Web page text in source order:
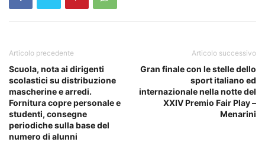
Articolo precedente
Scuola, nota ai dirigenti
scolastici su distribuzione
mascherine e arredi.
Fornitura copre personale e
studenti, consegne
periodiche sulla base del
numero di alunni
Articolo successivo
Gran finale con le stelle dello
sport italiano ed
internazionale nella notte del
XXIV Premio Fair Play –
Menarini